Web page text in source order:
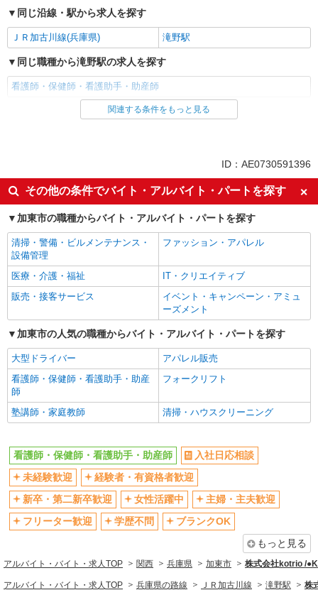
同じ沿線・駅から求人を探す
ＪＲ加古川線(兵庫県) 滝野駅
同じ職種から滝野駅の求人を探す
看護師・保健師・看護助手・助産師
同じ雇用形態から滝野駅の求人を探す
入社日応相談
未経験歓迎
経験者・有資格者歓迎
新卒・第二新卒歓迎
女性活躍中
主婦・主夫歓迎
フリーター歓迎
学歴不問
ブランクOK
ミドル（40代～）活躍中
エルダー（50代～）活躍中
シニア（60代～）活躍中
ボーナス・賞与あり
昇給あり
完全週休2日制
フルタイム歓迎
禁煙・分煙
駅直結・駅チカ
車通勤OK
バイク通勤OK
残業少なめ（月20h未満）
交通費支給
退職金・財形貯蓄制度あり
各種手当（家族・役職・インセン
ティブなど）あり
制服貸与
研修制度あり
資格取得支援制度あり
同じ職種から求人を探す
関連する条件をもっと見る
ID：AE0730591396
その他の条件でバイト・アルバイト・パートを探す
加東市の職種からバイト・アルバイト・パートを探す
清掃・警備・ビルメンテナンス・
設備管理
ファッション・アパレル
医療・介護・福祉
IT・クリエイティブ
販売・接客サービス
イベント・キャンペーン・アミュ
ーズメント
加東市の人気の職種からバイト・アルバイト・パートを探す
大型ドライバー
アパレル販売
看護師・保健師・看護助手・助産
師
フォークリフト
塾講師・家庭教師 清掃・ハウスクリーニング
看護師・保健師・看護助手・助産師
入社日応相談
未経験歓迎
経験者・有資格者歓迎
新卒・第二新卒歓迎
女性活躍中
主婦・主夫歓迎
フリーター歓迎
学歴不問
ブランクOK
もっと見る
アルバイト・バイト・求人TOP 関西 兵庫県 加東市 株式会社kotrio /
アルバイト・バイト・求人TOP 兵庫県の路線 ＪＲ加古川線 滝野駅 株